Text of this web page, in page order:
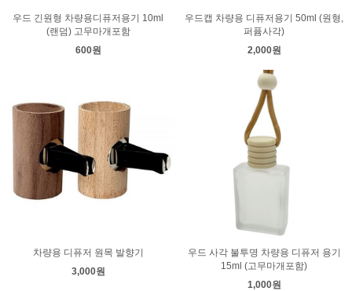
우드 긴원형 차량용디퓨저용기 10ml
(랜덤) 고무마개포함
600원
우드캡 차량용 디퓨저용기 50ml (원형,
퍼퓸사각)
2,000원
차량용 디퓨저 원목 발향기
3,000원
우드 사각 불투명 차량용 디퓨저 용기
15ml (고무마개포함)
1,000원